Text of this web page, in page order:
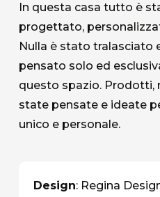
In questa casa tutto è
progettato,
Nulla è stato tralasciato
pensato solo ed
questo spazio. Prodotti,
state pensate e ideate
unico e personale.
Design: Regina